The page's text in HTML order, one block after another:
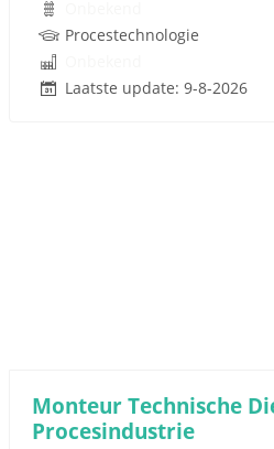
Procestechnologie
Laatste update: 9-8-2026
Monteur Technische
Procesindustrie